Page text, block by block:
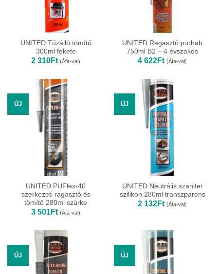
UNITED Tűzálló tömítő
300ml fekete
2 310Ft (Áfa-val)
UNITED Ragasztó purhab
750ml B2 – 4 évszakos
4 622Ft (Áfa-val)
ÚJ
UNITED PUFlex-40
szerkezeti ragasztó és
tömítő 280ml szürke
3 501Ft (Áfa-val)
ÚJ
UNITED Neutrális szaniter
szilikon 280ml transzparens
2 132Ft (Áfa-val)
ÚJ ÚJ